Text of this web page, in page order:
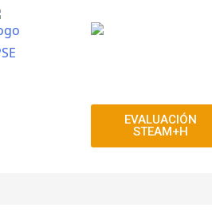
EVALUACIÓN
STEAM+H